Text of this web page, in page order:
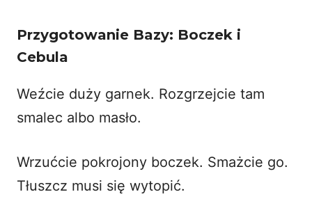
Przygotowanie Bazy: Boczek i
Cebula
Weźcie duży garnek. Rozgrzejcie tam
smalec albo masło.
Wrzućcie pokrojony boczek. Smażcie go.
Tłuszcz musi się wytopić.